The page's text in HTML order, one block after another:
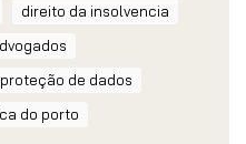
direito da insolvencia
proteção de dados
do porto